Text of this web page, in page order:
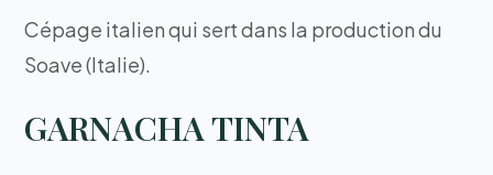
Cépage italien qui sert dans la production du
Soave (Italie).
GARNACHA TINTA